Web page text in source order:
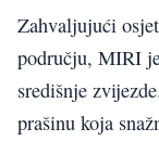
Zahvaljujući
području, MIRI
središnje
prašinu koja